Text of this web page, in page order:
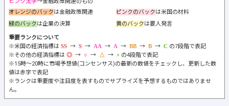
オレンジのバックは金融政策関連 ピンクのバックは米国の材料
緑のバックは企業の決算 黄のバックは要人発言
重要ランクについて
※米国の経済指標は
→ → → → → →
の7段階で表記
※その他の経済指標は
→ → →
の4段階で表記
※15時～20時に市場予想値(コンセンサス)の最新の数値をチェックし、更新した数
値は赤字で表記
※ランクは重要度や注目度を表すものでサプライズを予想するものではありませ
ん。